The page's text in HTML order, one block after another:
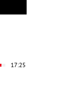
17:25